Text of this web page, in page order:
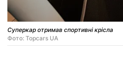
Суперкар отримав спортивні крісла
Фото: Topcars UA